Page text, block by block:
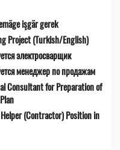
işgär gerek
Project (Turkish/English)
электросварщик
менеджер по продажам
Consultant for Preparation of
(Contractor) Position in